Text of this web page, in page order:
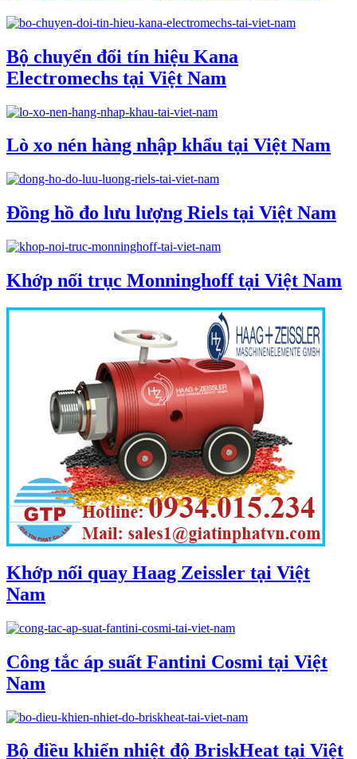
Bộ chuyển đổi tín hiệu Kana
Electromechs tại Việt Nam
Lò xo nén hàng nhập khẩu tại Việt Nam
Đồng hồ đo lưu lượng Riels tại Việt Nam
Khớp nối trục Monninghoff tại Việt Nam
Khớp nối quay Haag Zeissler tại Việt
Nam
Công tắc áp suất Fantini Cosmi tại Việt
Nam
Bộ điều khiển nhiệt độ BriskHeat tại Việt